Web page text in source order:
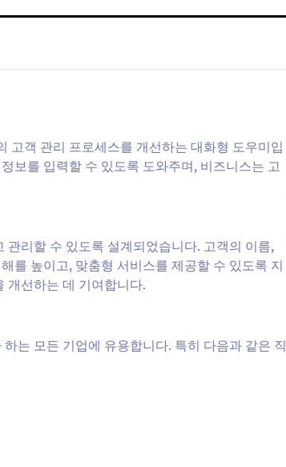
고객 관리 프로세스를 개선하는 대화형 도우미입
보를 입력할 수 있도록 도와주며, 비즈니스는 고
리할 수 있도록 설계되었습니다. 고객의 이름,
를 높이고, 맞춤형 서비스를 제공할 수 있도록 지
개선하는 데 기여합니다.
는 모든 기업에 유용합니다. 특히 다음과 같은 직